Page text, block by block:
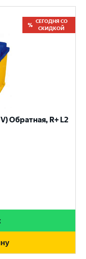
СЕГОДНЯ СО
СКИДКОЙ
Обратная, R+ L2